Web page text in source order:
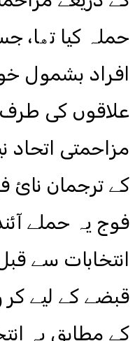
حملہ کیا تھا،
افراد بشمول
علاقوں کی
مزاحمتی اتحاد
کے ترجمان نائ
فوج یہ حملے
انتخابات سے
قبضے کے لیے کر
کے مطابق یہ